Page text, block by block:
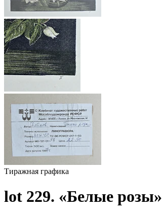
Тиражная графика
lot 229. «Белые розы»